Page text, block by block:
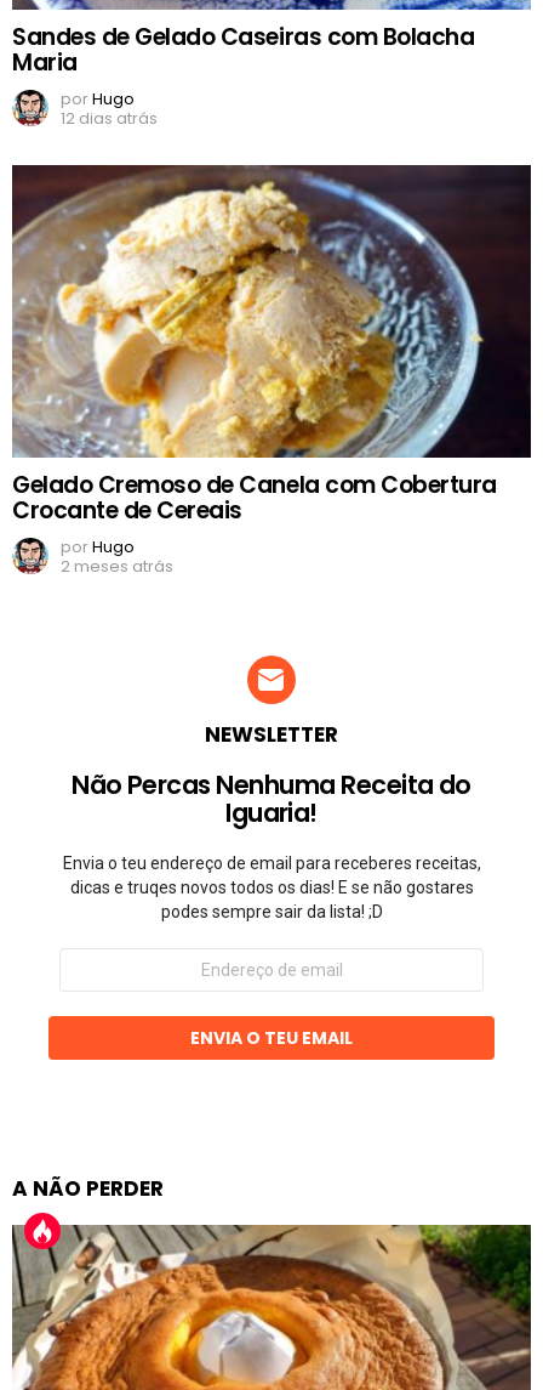
Sandes de Gelado Caseiras com Bolacha
Maria
porHugo
12 dias atrás
Gelado Cremoso de Canela com Cobertura
Crocante de Cereais
porHugo
2 meses atrás
NEWSLETTER
Não Percas Nenhuma Receita do
Iguaria!
Envia o teu endereço de email para receberes receitas,
dicas e truqes novos todos os dias! E se não gostares
podes sempre sair da lista! ;D
Endereço
email
ENVIA O TEU EMAIL
A NÃO PERDER